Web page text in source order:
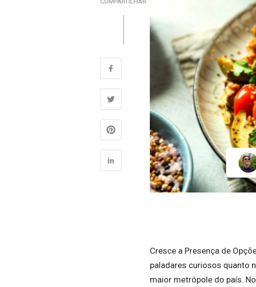
Cresce a Presença de
paladares curiosos quanto
maior metrópole do país.